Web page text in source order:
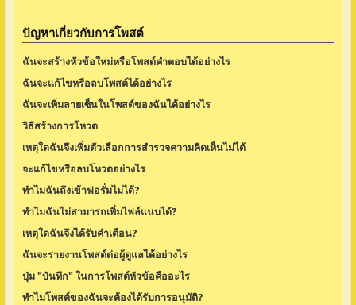
ปัญหาเกี่ยวกับการโพสต์
ฉันจะสร้างหัวข้อใหม่หรือโพสต์คำตอบได้อย่างไร
ฉันจะแก้ไขหรือลบโพสต์ได้อย่างไร
ฉันจะเพิ่มลายเซ็นในโพสต์ของฉันได้อย่างไร
วิธีสร้างการโหวต
เหตุใดฉันจึงเพิ่มตัวเลือกการสำรวจความคิดเห็นไม่ได้
จะแก้ไขหรือลบโหวตอย่างไร
ทำไมฉันถึงเข้าฟอรั่มไม่ได้?
ทำไมฉันไม่สามารถเพิ่มไฟล์แนบได้?
เหตุใดฉันจึงได้รับคำเตือน?
ฉันจะรายงานโพสต์ต่อผู้ดูแลได้อย่างไร
ปุ่ม "บันทึก" ในการโพสต์หัวข้อคืออะไร
ทำไมโพสต์ของฉันจะต้องได้รับการอนุมัติ?